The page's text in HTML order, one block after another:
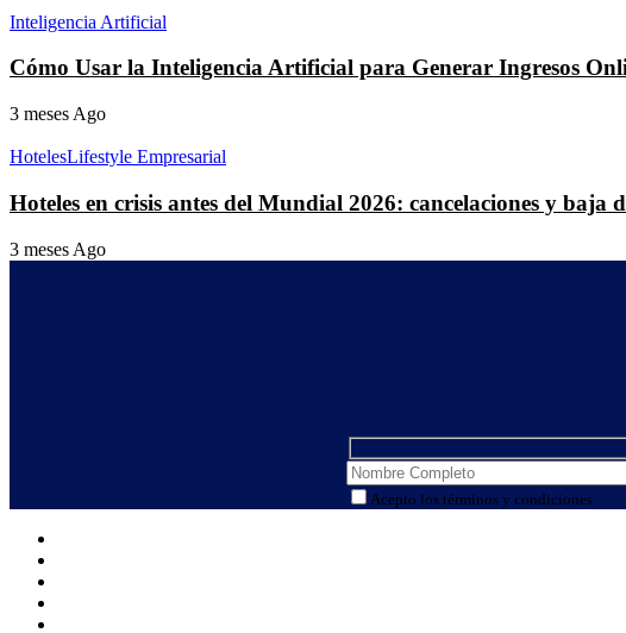
Inteligencia Artificial
Cómo Usar la Inteligencia Artificial para Generar Ingresos
3 meses Ago
HotelesLifestyle Empresarial
Hoteles en crisis antes del Mundial 2026: cancelaciones y baja
3 meses Ago
Acepto los términos y condiciones